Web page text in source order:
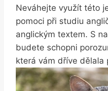
Neváhejte využít této⁢
pomoci ⁣při ​studiu
anglickým⁤ textem. S
budete schopni
která vám dříve dělala